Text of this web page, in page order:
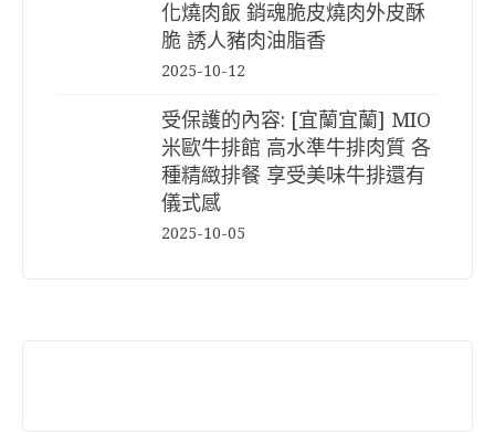
化燒肉飯 銷魂脆皮燒肉外皮酥
脆 誘人豬肉油脂香
2025-10-12
受保護的內容: [宜蘭宜蘭] MIO
米歐牛排館 高水準牛排肉質 各
種精緻排餐 享受美味牛排還有
儀式感
2025-10-05